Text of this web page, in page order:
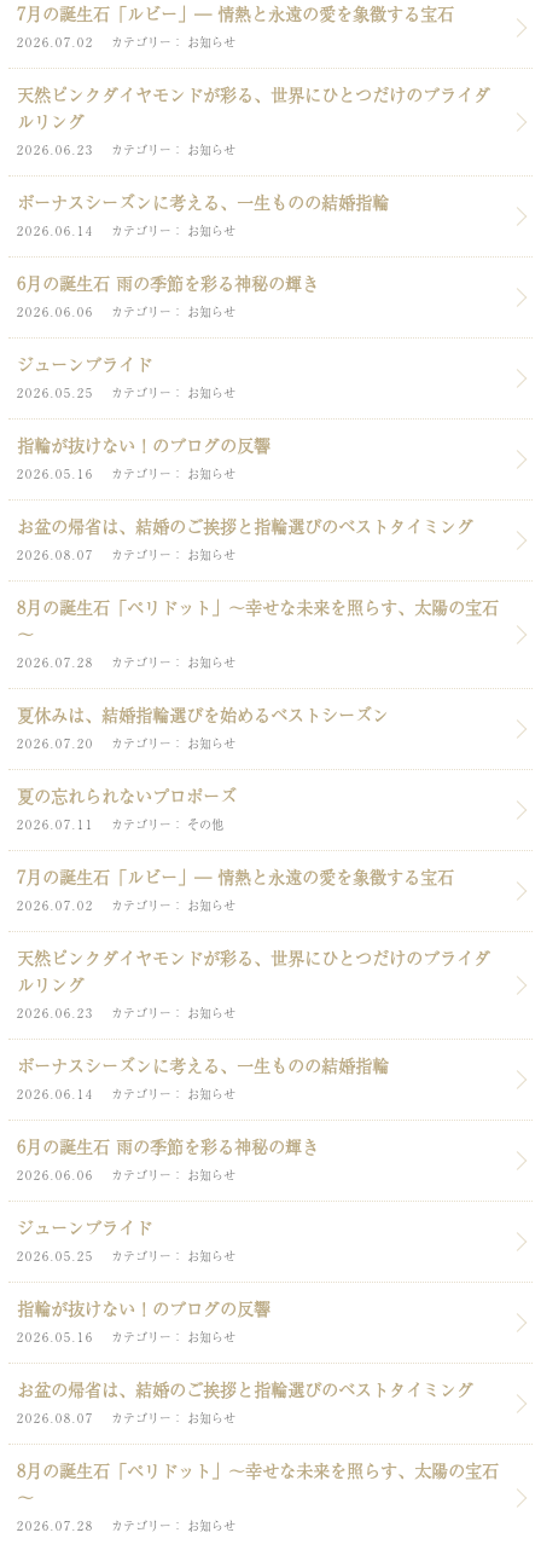
7月の誕生石「ルビー」― 情熱と永遠の愛を象徴する宝石
2026.07.02 カテゴリー お知らせ
天然ピンクダイヤモンドが彩る、世界にひとつだけのブライダ
ルリング
2026.06.23 カテゴリー お知らせ
ボーナスシーズンに考える、一生ものの結婚指輪
2026.06.14 カテゴリー お知らせ
6月の誕生石 雨の季節を彩る神秘の輝き
2026.06.06 カテゴリー お知らせ
ジューンブライド
2026.05.25 カテゴリー お知らせ
指輪が抜けない！のブログの反響
2026.05.16 カテゴリー お知らせ
お盆の帰省は、結婚のご挨拶と指輪選びのベストタイミング
2026.08.07 カテゴリー お知らせ
8月の誕生石「ペリドット」～幸せな未来を照らす、太陽の宝石
～
2026.07.28 カテゴリー お知らせ
夏休みは、結婚指輪選びを始めるベストシーズン
2026.07.20 カテゴリー お知らせ
夏の忘れられないプロポーズ
2026.07.11 カテゴリー その他
7月の誕生石「ルビー」― 情熱と永遠の愛を象徴する宝石
2026.07.02 カテゴリー お知らせ
天然ピンクダイヤモンドが彩る、世界にひとつだけのブライダ
ルリング
2026.06.23 カテゴリー お知らせ
ボーナスシーズンに考える、一生ものの結婚指輪
2026.06.14 カテゴリー お知らせ
6月の誕生石 雨の季節を彩る神秘の輝き
2026.06.06 カテゴリー お知らせ
ジューンブライド
2026.05.25 カテゴリー お知らせ
指輪が抜けない！のブログの反響
2026.05.16 カテゴリー お知らせ
お盆の帰省は、結婚のご挨拶と指輪選びのベストタイミング
2026.08.07 カテゴリー お知らせ
8月の誕生石「ペリドット」～幸せな未来を照らす、太陽の宝石
～
2026.07.28 カテゴリー お知らせ